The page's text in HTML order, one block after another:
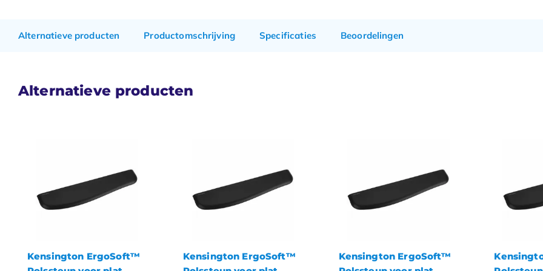
Alternatieve producten Productomschrijving Specificaties Beoordelingen
Alternatieve producten
Kensington ErgoSoft™
Kensington ErgoSoft™
Kensington ErgoSoft™